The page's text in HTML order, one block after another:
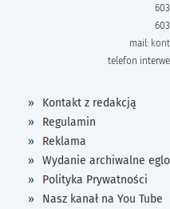
mail:
telefon
Kontakt z redakcją
Regulamin
Reklama
Wydanie archiwalne
Polityka Prywatności
Nasz kanał na You Tube